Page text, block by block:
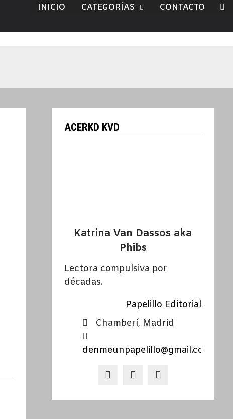
INICIO CATEGORÍAS CONTACTO
ACERKD KVD
Katrina Van Dassos aka
Phibs
Lectora compulsiva por
décadas.
Papelillo Editorial
Chamberí, Madrid
denmeunpapelillo@gmail.com